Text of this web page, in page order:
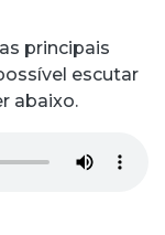
principais
escutar
abaixo.